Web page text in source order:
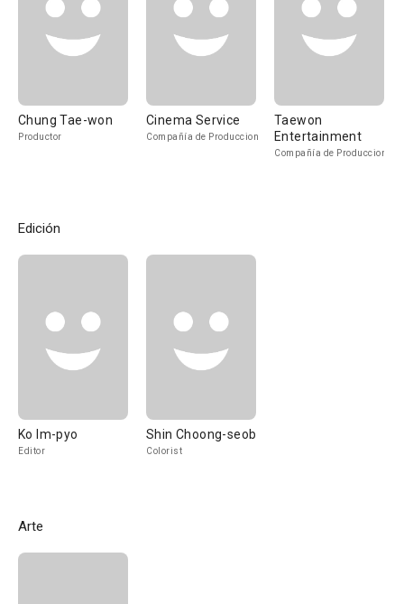
Chung Tae-won
Productor
Cinema Service
Compañía de Produccion
Taewon
Entertainment
Compañía de Produccion
Edición
Ko Im-pyo
Editor
Shin Choong-seob
Colorist
Arte